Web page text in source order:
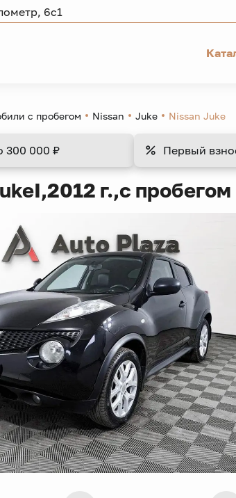
6с1
с пробегом Nissan Juke Nissan Juke
300 000 ₽ Первый
I,2012 г.,с